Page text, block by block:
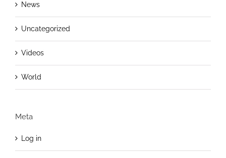
News
Uncategorized
Videos
World
Meta
Log in